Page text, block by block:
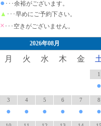
● ･･･余裕がございます。
▲ ･･･早めにご予約下さい。
× ･･･空きがございません。
2026年08月
月 火 水 木 金
1
●
3
●
4
●
5
●
6
●
7
●
8
●